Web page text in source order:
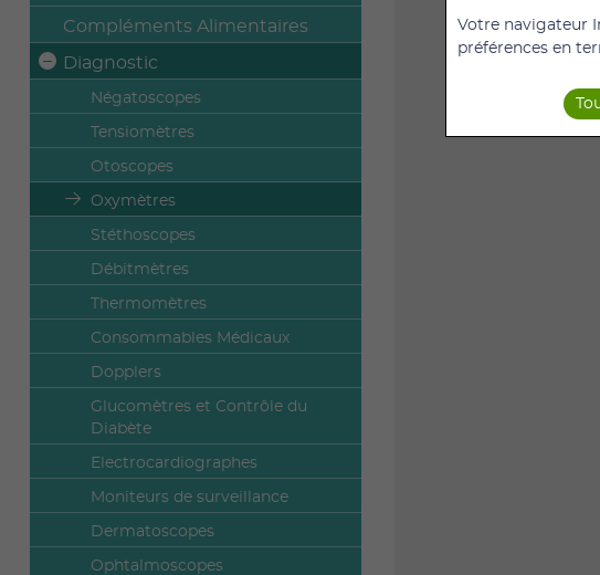
Compléments Alimentaires
Diagnostic
Négatoscopes
Tensiomètres
Otoscopes
Oxymètres
Stéthoscopes
Débitmètres
Thermomètres
Consommables Médicaux
Dopplers
Glucomètres et Contrôle du
Diabète
Electrocardiographes
Moniteurs de surveillance
Dermatoscopes
Ophtalmoscopes
Votre navigateur
préférences en